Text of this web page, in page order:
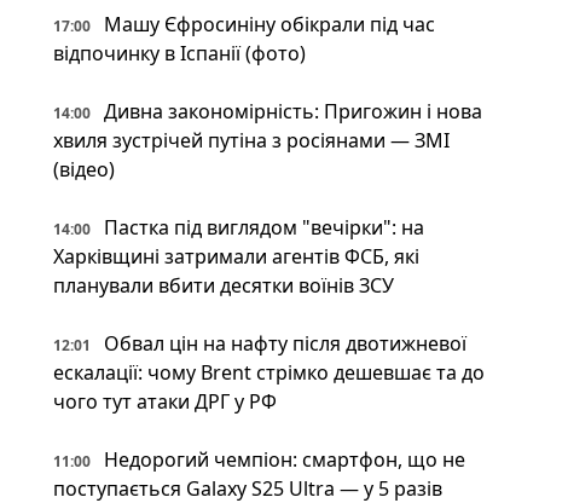
17:00
Машу Єфросиніну обікрали під час
відпочинку в Іспанії (фото)
14:00
Дивна закономірність: Пригожин і нова
хвиля зустрічей путіна з росіянами — ЗМІ
(відео)
14:00
Пастка під виглядом "вечірки": на
Харківщині затримали агентів ФСБ, які
планували вбити десятки воїнів ЗСУ
12:01
Обвал цін на нафту після двотижневої
ескалації: чому Brent стрімко дешевшає та до
чого тут атаки ДРГ у РФ
11:00
Недорогий чемпіон: смартфон, що не
поступається Galaxy S25 Ultra — у 5 разів